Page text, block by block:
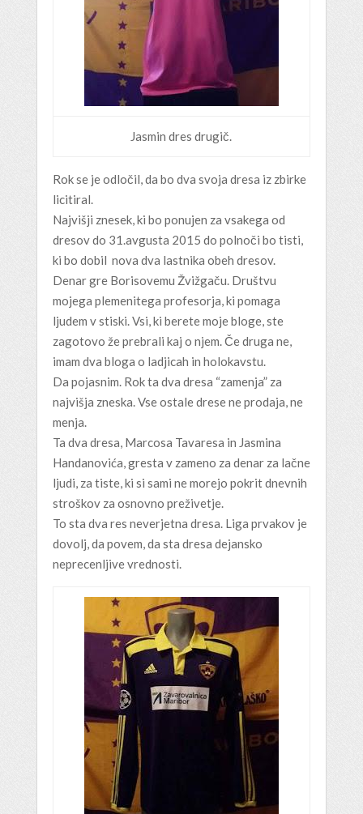
Jasmin dres drugič.
Rok se je odločil, da bo dva svoja dresa iz zbirke
licitiral.
Najvišji znesek, ki bo ponujen za vsakega od
dresov do 31.avgusta 2015 do polnoči bo tisti,
ki bo dobil nova dva lastnika obeh dresov.
Denar gre Borisovemu Žvižgaču. Društvu
mojega plemenitega profesorja, ki pomaga
ljudem v stiski. Vsi, ki berete moje bloge, ste
zagotovo že prebrali kaj o njem. Če druga ne,
imam dva bloga o ladjicah in holokavstu.
Da pojasnim. Rok ta dva dresa “zamenja” za
najvišja zneska. Vse ostale drese ne prodaja, ne
menja.
Ta dva dresa, Marcosa Tavaresa in Jasmina
Handanovića, gresta v zameno za denar za lačne
ljudi, za tiste, ki si sami ne morejo pokrit dnevnih
stroškov za osnovno preživetje.
To sta dva res neverjetna dresa. Liga prvakov je
dovolj, da povem, da sta dresa dejansko
neprecenljive vrednosti.